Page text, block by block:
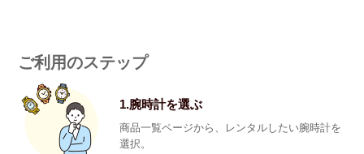
ご利用のステップ
1.腕時計を選ぶ
商品一覧ページから、レンタルしたい腕時計を
選択。